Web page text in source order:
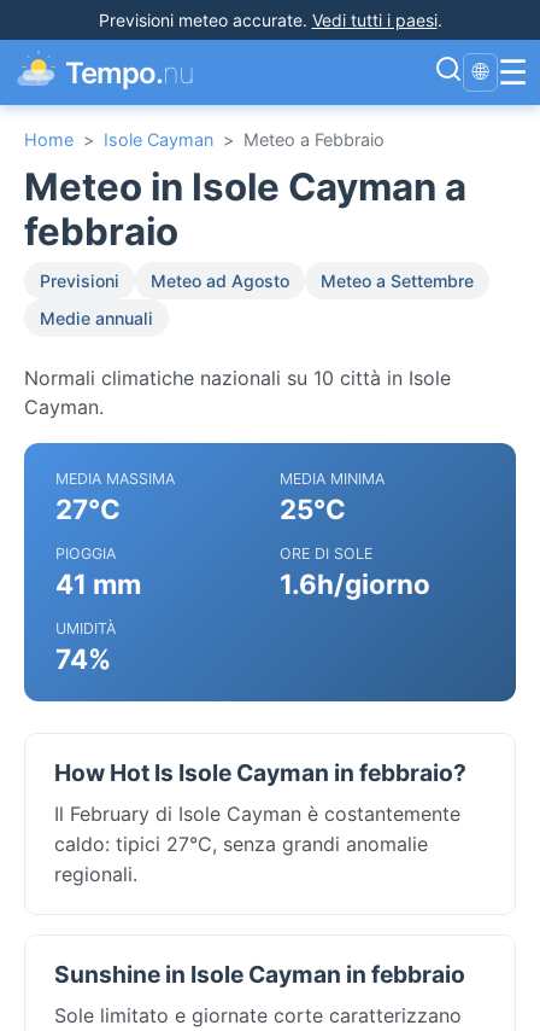
Previsioni meteo accurate. Vedi tutti i paesi.
Tempo.nu 🌐 ☰
Home > Isole Cayman > Meteo a Febbraio
Meteo in Isole Cayman a
febbraio
Previsioni Meteo ad Agosto
Meteo a Settembre
Medie annuali
Normali climatiche nazionali su 10 città in Isole
Cayman.
MEDIA MASSIMA
27°C
MEDIA MINIMA
25°C
PIOGGIA
41 mm
ORE DI SOLE
1.6h/giorno
UMIDITÀ
74%
How Hot Is Isole Cayman in febbraio?
Il February di Isole Cayman è costantemente
caldo: tipici 27°C, senza grandi anomalie
regionali.
Sunshine in Isole Cayman in febbraio
Sole limitato e giornate corte caratterizzano